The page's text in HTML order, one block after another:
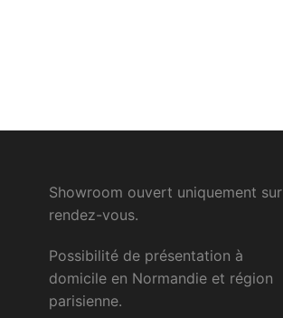
Showroom ouvert uniquement sur
rendez-vous.
Possibilité de présentation à
domicile en Normandie et région
parisienne.